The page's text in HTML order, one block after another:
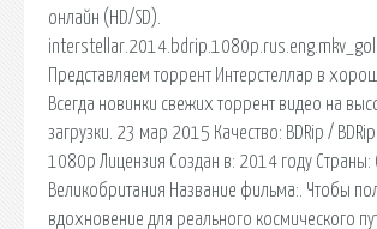
онлайн (HD/SD).
Представляем торрент Интерстеллар в
Всегда новинки свежих торрент видео на
загрузки. 23 мар 2015 Качество: BDRip /
1080p Лицензия Создан в: 2014 году
Великобритания Название фильма:. Чтобы
вдохновение для реального космического